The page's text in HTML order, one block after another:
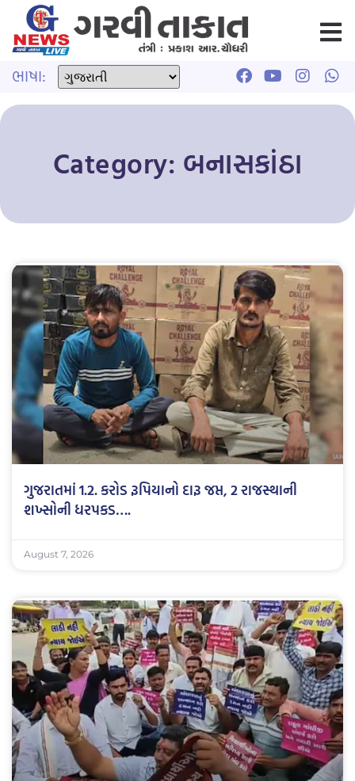
ભાષા:
Category: બનાસકાંઠા
ગુજરાતમાં 1.2. કરોડ રૂપિયાનો દારૂ જપ્ત, 2 રાજસ્થાની
શખ્સોની ધરપકડ….
August 7, 2026